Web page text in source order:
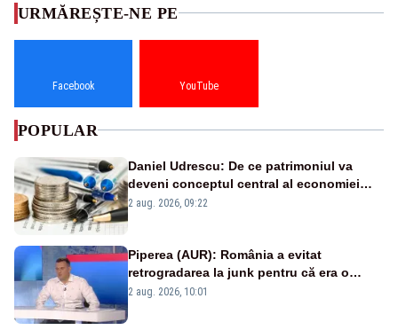
URMĂREȘTE-NE PE
Facebook YouTube
POPULAR
Daniel Udrescu: De ce patrimoniul va
deveni conceptul central al economiei
viitoare?
2 aug. 2026, 09:22
Piperea (AUR): România a evitat
retrogradarea la junk pentru că era o
catastrofă pentru bănci și fondurile de
2 aug. 2026, 10:01